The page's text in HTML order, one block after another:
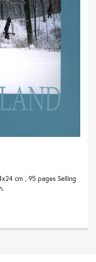
cm , 95 pages Selling